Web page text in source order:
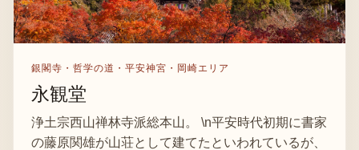
銀閣寺・哲学の道・平安神宮・岡崎エリア
永観堂
浄土宗西山禅林寺派総本山。 \n平安時代初期に書家
の藤原関雄が山荘として建てたといわれているが、